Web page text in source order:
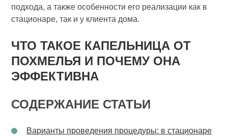
подхода, а также особенности его реализации как в
стационаре, так и у клиента дома.
ЧТО ТАКОЕ КАПЕЛЬНИЦА ОТ
ПОХМЕЛЬЯ И ПОЧЕМУ ОНА
ЭФФЕКТИВНА
СОДЕРЖАНИЕ СТАТЬИ
Варианты проведения процедуры: в стационаре